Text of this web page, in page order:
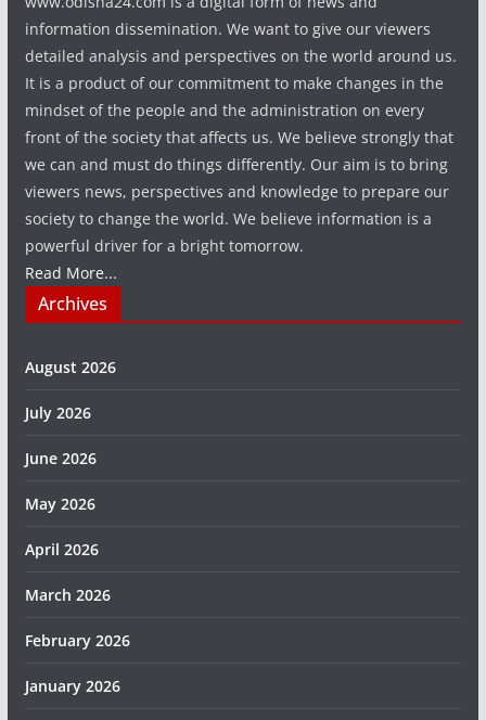
information dissemination. We want to give our viewers
detailed analysis and perspectives on the world around us.
It is a product of our commitment to make changes in the
mindset of the people and the administration on every
front of the society that affects us. We believe strongly that
we can and must do things differently. Our aim is to bring
viewers news, perspectives and knowledge to prepare our
society to change the world. We believe information is a
powerful driver for a bright tomorrow.
Read More...
Archives
August 2026
July 2026
June 2026
May 2026
April 2026
March 2026
February 2026
January 2026